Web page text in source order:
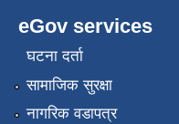
eGov services
घटना दर्ता
सामाजिक सुरक्षा
नागरिक वडापत्र